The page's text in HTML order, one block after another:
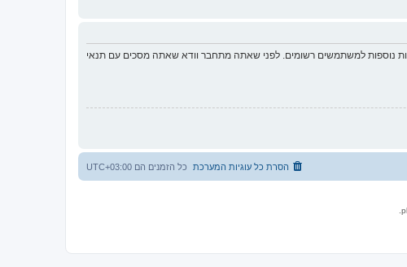
נוספות למשתמשים רשומים. לפני שאתה מתחבר וודא שאתה מסכים עם תנאי
כל הזמנים הם UTC+03:00 הסרת כל עוגיות המערכת